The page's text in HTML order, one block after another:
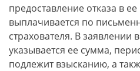
предоставление отказа в
выплачивается по
страхователя. В заявлении
указывается ее сумма,
подлежит взысканию, а